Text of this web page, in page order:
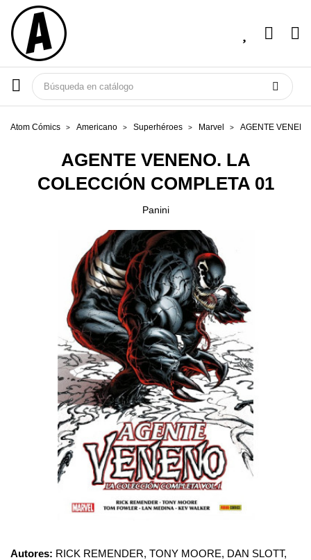
Atom Cómics Americano Superhéroes Marvel AGENTE
AGENTE VENENO. LA
COLECCIÓN COMPLETA 01
Panini
Autores: RICK REMENDER, TONY MOORE, DAN SLOTT,